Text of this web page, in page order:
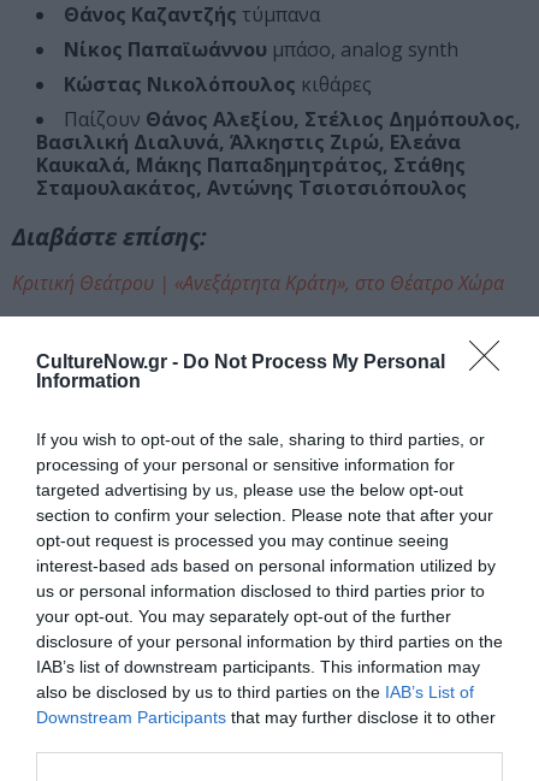
CultureNow.gr - Do Not Process My Personal
Information
If you wish to opt-out of the sale, sharing to third parties, or
processing of your personal or sensitive information for
targeted advertising by us, please use the below opt-out
section to confirm your selection. Please note that after your
opt-out request is processed you may continue seeing
interest-based ads based on personal information utilized by
us or personal information disclosed to third parties prior to
your opt-out. You may separately opt-out of the further
disclosure of your personal information by third parties on the
IAB’s list of downstream participants. This information may
also be disclosed by us to third parties on the IAB’s List of
Downstream Participants that may further disclose it to other
Θάνος Καζαντζής τύμπανα
Νίκος Παπαϊωάννου μπάσο, analog synth
Κώστας Νικολόπουλος κιθάρες
Παίζουν Θάνος Αλεξίου, Στέλιος Δημόπουλος,
Βασιλική Διαλυνά, Άλκηστις Ζιρώ, Ελεάνα
Καυκαλά, Μάκης Παπαδημητράτος, Στάθης
Σταμουλακάτος, Αντώνης Τσιοτσιόπουλος
Διαβάστε επίσης:
Κριτική Θεάτρου | «Ανεξάρτητα Κράτη», στο Θέατρο Χώρα
Ταυτότητα Εκδήλωσης
13/07/2026
Δευτέρα, 21:15
Τοποθεσία:
Κατράκειο Θέατρο Νίκαιας, Πάροδος Ακροπόλεως,
Νίκαια
Κατράκειο Θέατρο Νίκαιας
Eισιτήρια: